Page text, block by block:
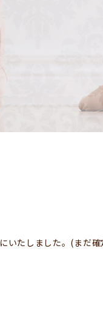
いたしました。(まだ確